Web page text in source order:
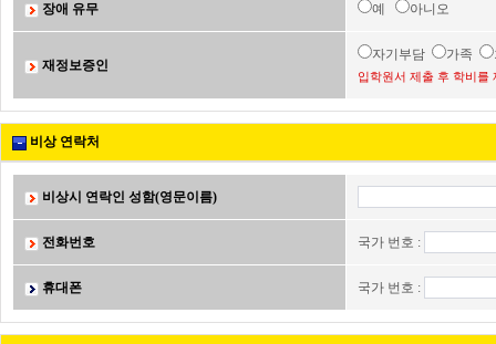
장애 유무 예 아니오
재정보증인
자기부담 가족
입학원서 제출 후 학비를
비상 연락처
비상시 연락인 성함(영문이름)
전화번호 국가 번호 :
휴대폰 국가 번호 :